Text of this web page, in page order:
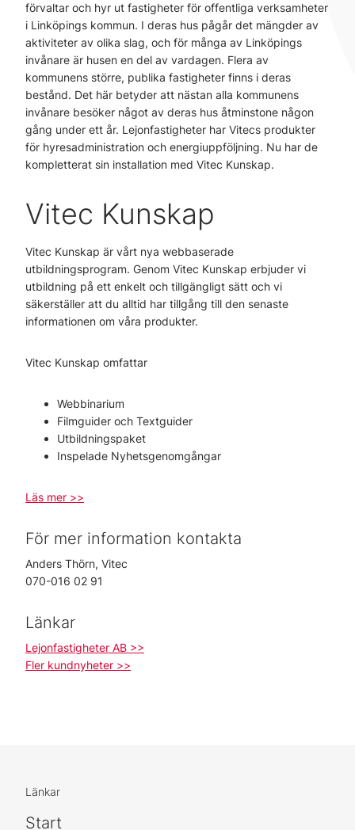
förvaltar och hyr ut fastigheter för offentliga verksamheter
i Linköpings kommun. I deras hus pågår det mängder av
aktiviteter av olika slag, och för många av Linköpings
invånare är husen en del av vardagen. Flera av
kommunens större, publika fastigheter finns i deras
bestånd. Det här betyder att nästan alla kommunens
invånare besöker något av deras hus åtminstone någon
gång under ett år. Lejonfastigheter har Vitecs produkter
för hyresadministration och energiuppföljning. Nu har de
kompletterat sin installation med Vitec Kunskap.
Vitec Kunskap
Vitec Kunskap är vårt nya webbaserade
utbildningsprogram. Genom Vitec Kunskap erbjuder vi
utbildning på ett enkelt och tillgängligt sätt och vi
säkerställer att du alltid har tillgång till den senaste
informationen om våra produkter.
Vitec Kunskap omfattar
Webbinarium
Filmguider och Textguider
Utbildningspaket
Inspelade Nyhetsgenomgångar
Läs mer >>
För mer information kontakta
Anders Thörn, Vitec
070-016 02 91
Länkar
Lejonfastigheter AB >>
Fler kundnyheter >>
Länkar
Start